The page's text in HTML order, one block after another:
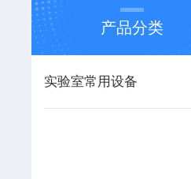
产品分类
实验室常用设备